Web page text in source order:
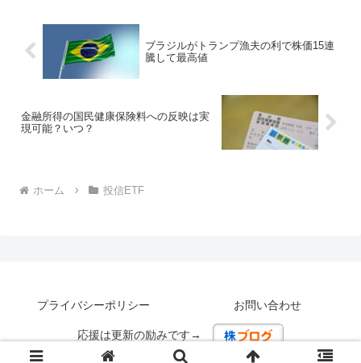
ブラジルがトランプ漁夫の利で株価15連
騰して最高値
金融所得の国民健康保険料への反映は実
現可能？いつ？
ホーム 投信ETF
プライバシーポリシー お問い合わせ
応援は更新の励みです→
© 2008-2025 経済的自由の実践投資備忘録